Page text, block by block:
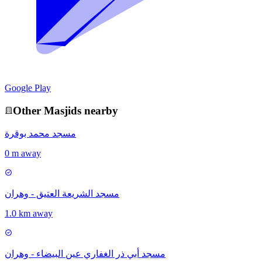
Google Play
Other Masjids nearby
مسجد محمد بوقرة
0 m away
مسجد الشريعة العتيق - وهران
1.0 km away
مسجد أبي ذر الغفاري عين البيضاء - وهران